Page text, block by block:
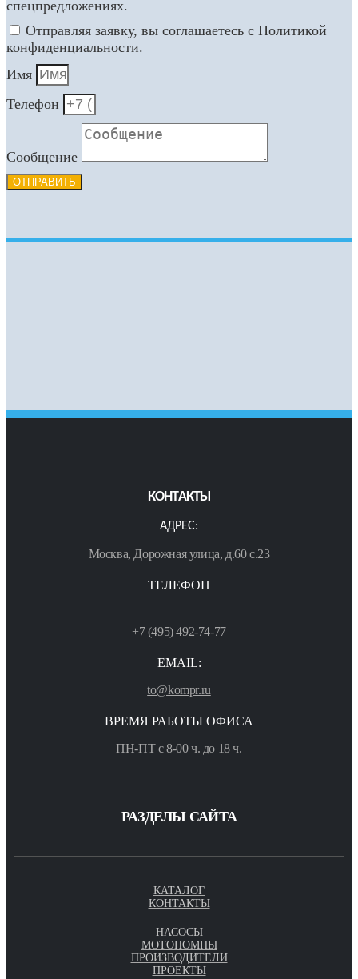
спецпредложениях.
Отправляя заявку, вы соглашаетесь с Политикой
конфиденциальности.
Имя
Телефон
Сообщение
ОТПРАВИТЬ
КОНТАКТЫ
АДРЕС:
Москва, Дорожная улица, д.60 с.23
ТЕЛЕФОН
+7 (495) 492-74-77
EMAIL:
to@kompr.ru
ВРЕМЯ РАБОТЫ ОФИСА
ПН-ПТ с 8-00 ч. до 18 ч.
РАЗДЕЛЫ САЙТА
КАТАЛОГ
КОНТАКТЫ
НАСОСЫ
МОТОПОМПЫ
ПРОИЗВОДИТЕЛИ
ПРОЕКТЫ